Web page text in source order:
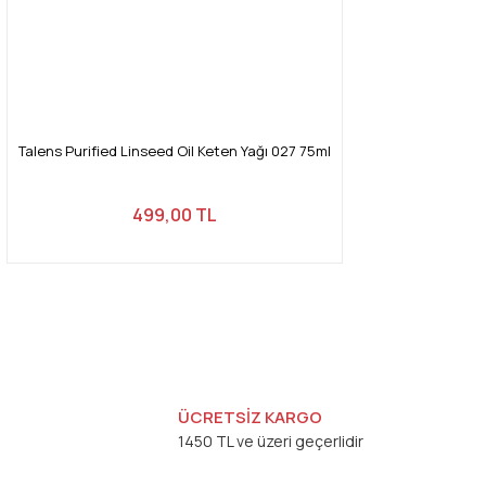
Talens Purified Linseed Oil Keten Yağı 027 75ml
499,00 TL
ÜCRETSİZ KARGO
1450 TL ve üzeri geçerlidir